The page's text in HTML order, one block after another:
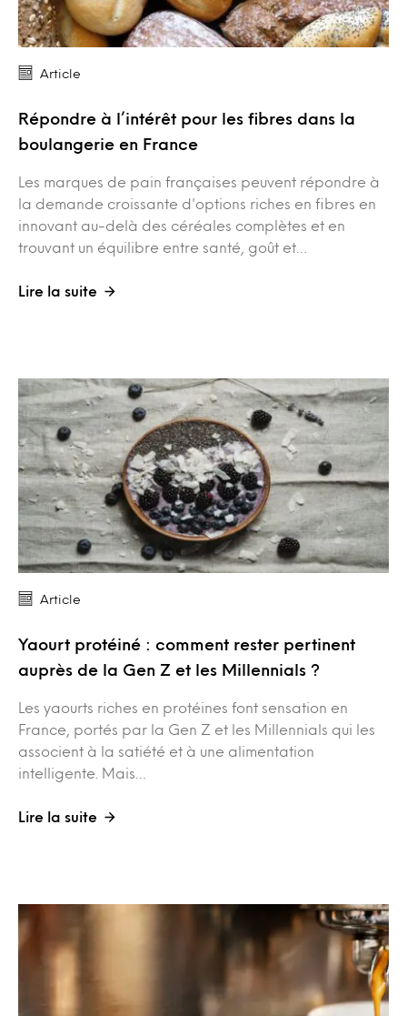
Article
Répondre à l’intérêt pour les fibres dans la
boulangerie en France
Les marques de pain françaises peuvent répondre à
la demande croissante d'options riches en fibres en
innovant au-delà des céréales complètes et en
trouvant un équilibre entre santé, goût et…
Lire la suite
Article
Yaourt protéiné : comment rester pertinent
auprès de la Gen Z et les Millennials ?
Les yaourts riches en protéines font sensation en
France, portés par la Gen Z et les Millennials qui les
associent à la satiété et à une alimentation
intelligente. Mais…
Lire la suite